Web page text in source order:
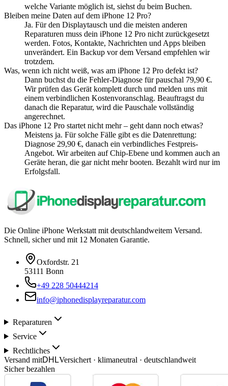
welche Variante möglich ist, siehst du beim Buchen.
Bleiben meine Daten auf dem iPhone 12 Pro?
Ja. Für den Displaytausch und die meisten anderen
Reparaturen muss dein iPhone 12 Pro nicht zurückgesetzt
werden. Fotos, Kontakte, Nachrichten und Apps bleiben
unverändert. Ein Backup vor dem Versand empfehlen wir
trotzdem.
Was, wenn ich nicht weiß, was am iPhone 12 Pro defekt ist?
Dann buchst du die Fehler-Diagnose für pauschal 79,90 €.
Wir prüfen das Gerät komplett durch und melden uns mit
einem verbindlichen Kostenvoranschlag. Beauftragst du
danach die Reparatur, wird die Pauschale vollständig
angerechnet.
Das iPhone 12 Pro startet nicht mehr – geht dann noch etwas?
Meistens ja. Für solche Fälle gibt es die Datenrettung:
Diagnose 29,90 €, danach ein verbindliches Festpreis-
Angebot. Wir arbeiten auf Chip-Ebene und kommen auch an
Geräte heran, die gar nicht mehr booten. Bezahlt wird nur im
Erfolgsfall.
Die Online iPhone Werkstatt mit deutschlandweitem Versand.
Schnell, sicher und mit 12 Monaten Garantie.
Oxfordstr. 21
53111 Bonn
+49 228 50444214
info@iphonedisplayreparatur.com
Reparaturen
Service
Rechtliches
Versand mitDHLVersichert · klimaneutral · deutschlandweit
Sicher bezahlen